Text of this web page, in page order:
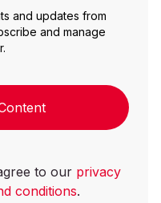
and updates from
and manage
to our privacy
conditions.